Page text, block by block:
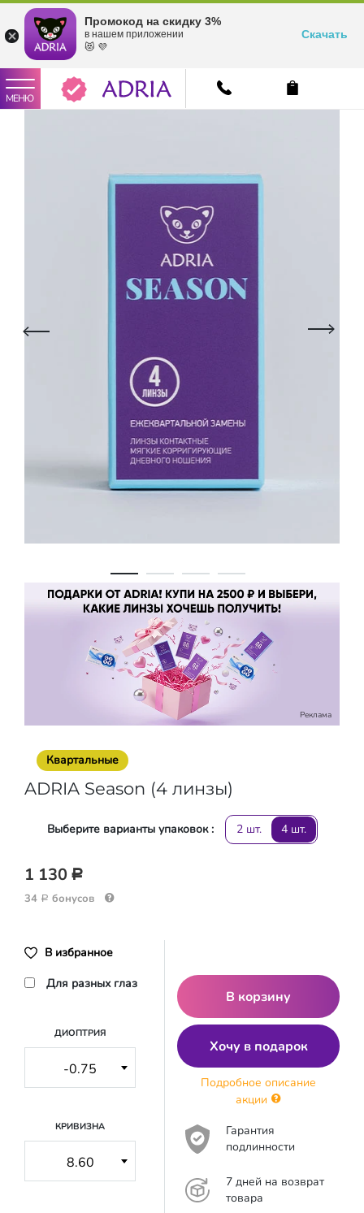
Промокод на скидку 3%
в нашем приложении
😻 💜
Скачать
МЕНЮ
Реклама
Квартальные
ADRIA Season (4 линзы)
Выберите варианты упаковок : 2 шт. 4 шт.
1 130 Р
34 Р бонусов
В избранное
Для разных глаз
ДИОПТРИЯ
КРИВИЗНА
В корзину
Хочу в подарок
Подробное описание
акции
Гарантия
подлинности
7 дней на возврат
товара